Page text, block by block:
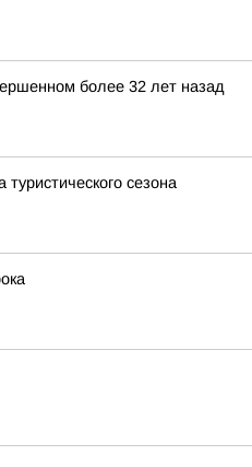
более 32 лет назад
сезона